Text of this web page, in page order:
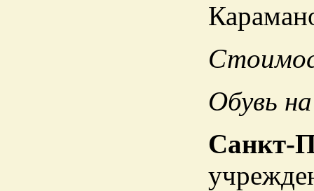
Обувь
Санкт-